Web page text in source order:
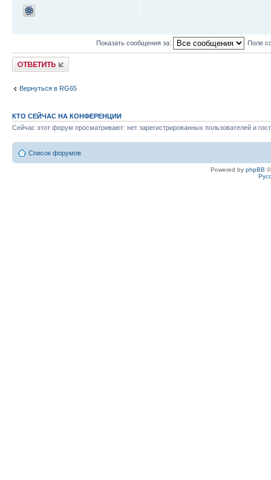
Показать сообщения за: Поле
Ответить
Вернуться в RG65
КТО СЕЙЧАС НА КОНФЕРЕНЦИИ
Сейчас этот форум просматривают: нет зарегистрированных пользователей и
Список форумов
Powered by phpBB